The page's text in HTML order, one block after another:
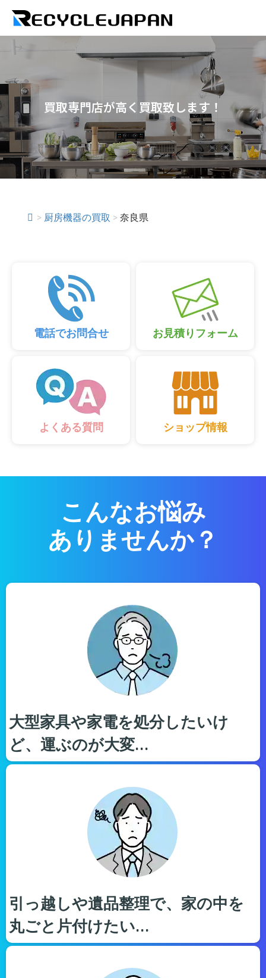
買取専門店が高く買取致します！
> 厨房機器の買取 > 奈良県
電話でお問合せ お見積りフォーム
よくある質問 ショップ情報
こんなお悩み
ありませんか？
大型家具や家電を処分したいけ
ど、運ぶのが大変…
引っ越しや遺品整理で、家の中を
丸ごと片付けたい…